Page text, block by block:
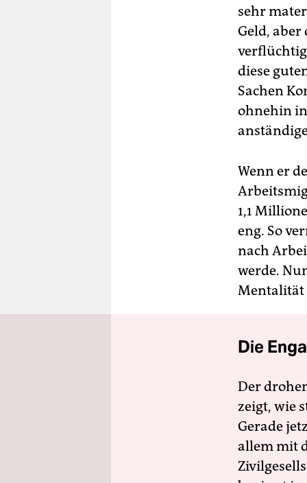
sehr
Geld, aber
diese
Sachen
ohnehin
Wenn er
1,1
eng. So
nach
werde.
Mentalität
Die
Der
zeigt, wie
Gerade
allem mit